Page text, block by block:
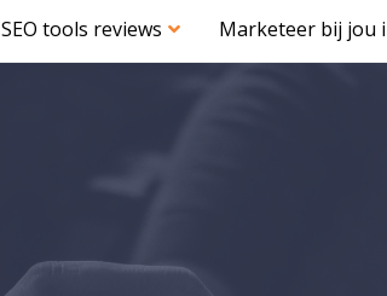
SEO tools reviews Marketeer bij jou